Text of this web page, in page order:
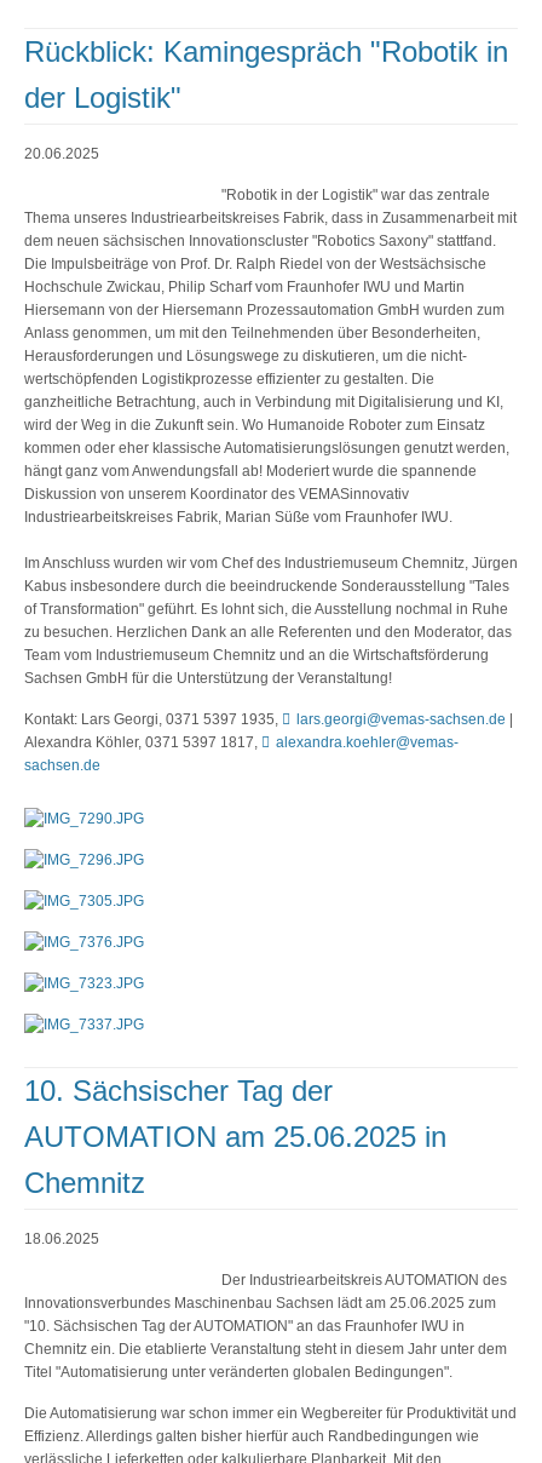
Rückblick: Kamingespräch "Robotik in
der Logistik"
20.06.2025
"Robotik in der Logistik" war das zentrale
Thema unseres Industriearbeitskreises Fabrik, dass in Zusammenarbeit mit
dem neuen sächsischen Innovationscluster "Robotics Saxony" stattfand.
Die Impulsbeiträge von Prof. Dr. Ralph Riedel von der Westsächsische
Hochschule Zwickau, Philip Scharf vom Fraunhofer IWU und Martin
Hiersemann von der Hiersemann Prozessautomation GmbH wurden zum
Anlass genommen, um mit den Teilnehmenden über Besonderheiten,
Herausforderungen und Lösungswege zu diskutieren, um die nicht-
wertschöpfenden Logistikprozesse effizienter zu gestalten. Die
ganzheitliche Betrachtung, auch in Verbindung mit Digitalisierung und KI,
wird der Weg in die Zukunft sein. Wo Humanoide Roboter zum Einsatz
kommen oder eher klassische Automatisierungslösungen genutzt werden,
hängt ganz vom Anwendungsfall ab! Moderiert wurde die spannende
Diskussion von unserem Koordinator des VEMASinnovativ
Industriearbeitskreises Fabrik, Marian Süße vom Fraunhofer IWU.
Im Anschluss wurden wir vom Chef des Industriemuseum Chemnitz, Jürgen
Kabus insbesondere durch die beeindruckende Sonderausstellung "Tales
of Transformation" geführt. Es lohnt sich, die Ausstellung nochmal in Ruhe
zu besuchen. Herzlichen Dank an alle Referenten und den Moderator, das
Team vom Industriemuseum Chemnitz und an die Wirtschaftsförderung
Sachsen GmbH für die Unterstützung der Veranstaltung!
Kontakt: Lars Georgi, 0371 5397 1935, lars.georgi@vemas-sachsen.de
Alexandra Köhler, 0371 5397 1817,
alexandra.koehler@vemas-
sachsen.de
10. Sächsischer Tag der
AUTOMATION am 25.06.2025 in
Chemnitz
18.06.2025
Der Industriearbeitskreis AUTOMATION des
Innovationsverbundes Maschinenbau Sachsen lädt am 25.06.2025 zum
"10. Sächsischen Tag der AUTOMATION" an das Fraunhofer IWU in
Chemnitz ein. Die etablierte Veranstaltung steht in diesem Jahr unter dem
Titel "Automatisierung unter veränderten globalen Bedingungen".
Die Automatisierung war schon immer ein Wegbereiter für Produktivität und
Effizienz. Allerdings galten bisher hierfür auch Randbedingungen wie